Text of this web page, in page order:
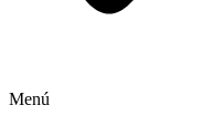
Menú